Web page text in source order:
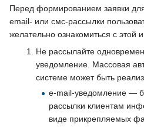
Перед формированием заявки
email- или смс-рассылки
желательно ознакомиться с этой
Не рассылайте
уведомление. Массовая
системе может быть
e-mail-уведомление —
рассылки клиентам
виде прикрепляемых